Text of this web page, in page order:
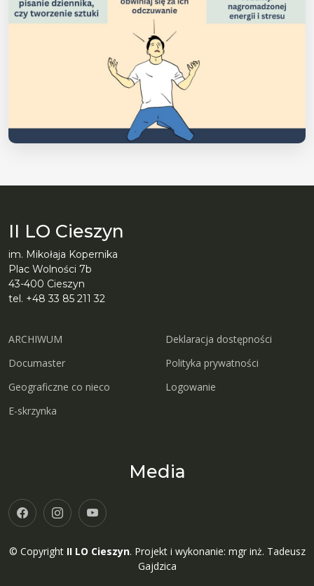
II LO Cieszyn
im. Mikołaja Kopernika
Plac Wolności 7b
43-400 Cieszyn
tel. +48 33 85 211 32
ARCHIWUM
Documaster
Geograficzne co nieco
E-skrzynka
Deklaracja dostępności
Polityka prywatności
Logowanie
Media
© Copyright II LO Cieszyn. Projekt i wykonanie: mgr inż. Tadeusz
Gajdzica